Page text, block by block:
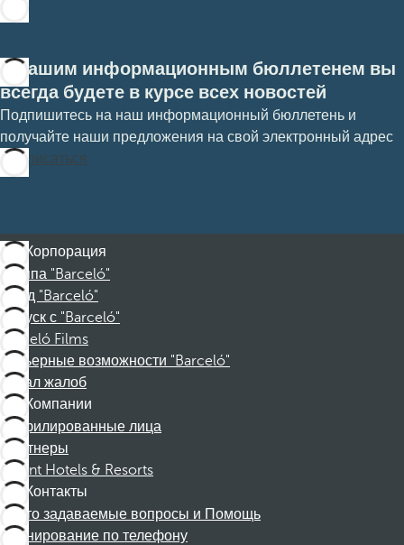
С нашим информационным бюллетенем вы
всегда будете в курсе всех новостей
Подпишитесь на наш информационный бюллетень и
получайте наши предложения на свой электронный адрес
Подписаться
Корпорация
Группа "Barceló"
Фонд "Barceló"
Отпуск с "Barceló"
Barceló Films
Карьерные возможности "Barceló"
Канал жалоб
Компании
Аффилированные лица
Партнеры
Dorint Hotels & Resorts
Контакты
Часто задаваемые вопросы и Помощь
Бронирование по телефону